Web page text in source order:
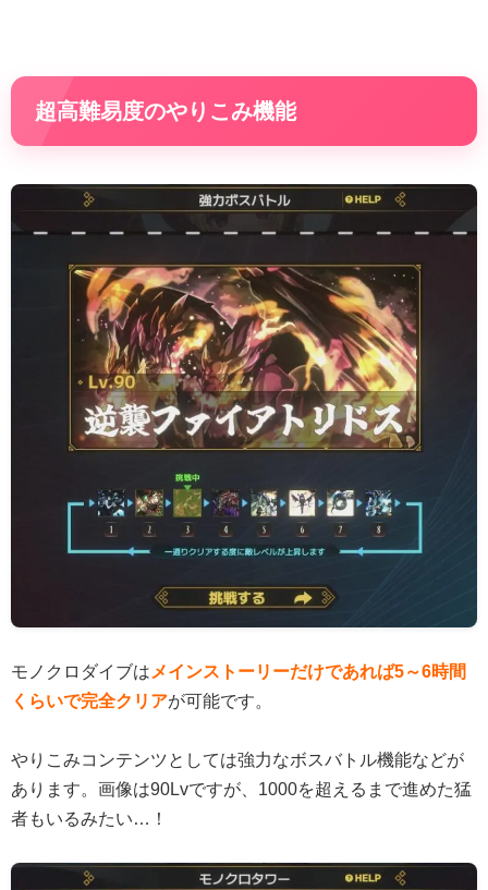
超高難易度のやりこみ機能
モノクロダイブは メインストーリーだけであれば5～6時間
くらいで完全クリアが可能です。
やりこみコンテンツとしては強力なボスバトル機能などが
あります。画像は90Lvですが、1000を超えるまで進めた猛
者もいるみたい…！